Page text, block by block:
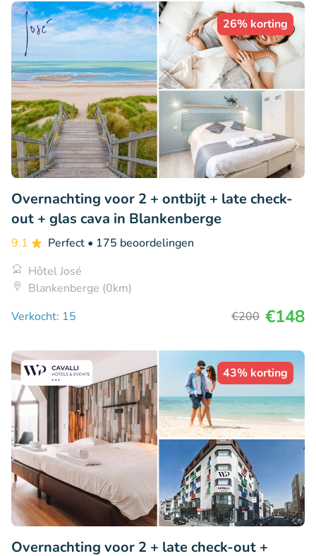
26% korting
Overnachting voor 2 + ontbijt + late check-
out + glas cava in Blankenberge
9.1 Perfect • 175 beoordelingen
Hôtel José
Blankenberge (0km)
Verkocht: 15
€200 €148
43% korting
Overnachting voor 2 + late check-out +